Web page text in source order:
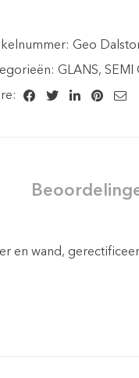
Geo
GLANS, SEMI
en wand,